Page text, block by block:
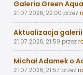
Galeria Green
21.07.2026, 22:00 przez
Aktualizacja
21.07.2026, 21:59 przez
Michał Adamek o
21.07.2026, 21:57 przez